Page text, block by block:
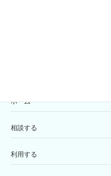
ホーム
相談する
利用する